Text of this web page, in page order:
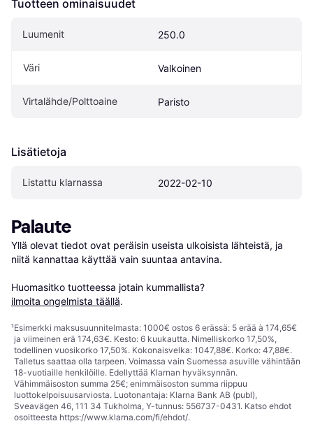
Tuotteen ominaisuudet
Luumenit 250.0
Väri Valkoinen
Virtalähde/Polttoaine Paristo
Lisätietoja
Listattu klarnassa 2022-02-10
Palaute
Yllä olevat tiedot ovat peräisin useista ulkoisista lähteistä, ja
niitä kannattaa käyttää vain suuntaa antavina.
Huomasitko tuotteessa jotain kummallista?
ilmoita ongelmista täällä.
¹Esimerkki maksusuunnitelmasta: 1000€ ostos 6 erässä: 5 erää à 174,65€
ja viimeinen erä 174,63€. Kesto: 6 kuukautta. Nimelliskorko 17,50%,
todellinen vuosikorko 17,50%. Kokonaisvelka: 1047,88€. Korko: 47,88€.
Talletus saattaa olla tarpeen. Voimassa vain Suomessa asuville vähintään
18-vuotiaille henkilöille. Edellyttää Klarnan hyväksynnän.
Vähimmäisoston summa 25€; enimmäisoston summa riippuu
luottokelpoisuusarviosta. Luotonantaja: Klarna Bank AB (publ),
Sveavägen 46, 111 34 Tukholma, Y-tunnus: 556737-0431. Katso ehdot
osoitteesta https://www.klarna.com/fi/ehdot/.